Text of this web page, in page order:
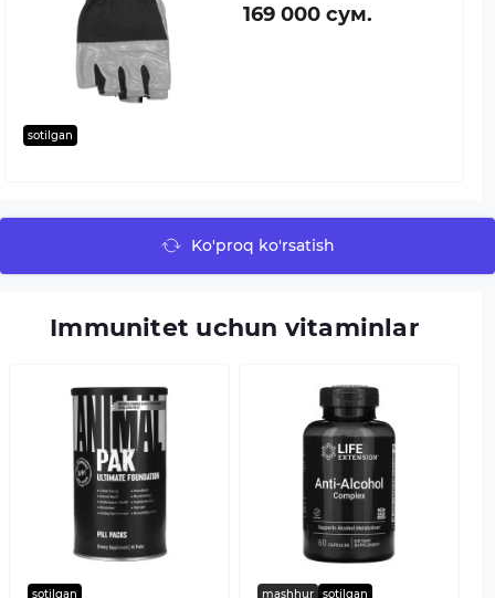
sotilgan
169 000 сум.
Ko'proq ko'rsatish
Immunitet uchun vitaminlar
sotilgan mashhur sotilgan